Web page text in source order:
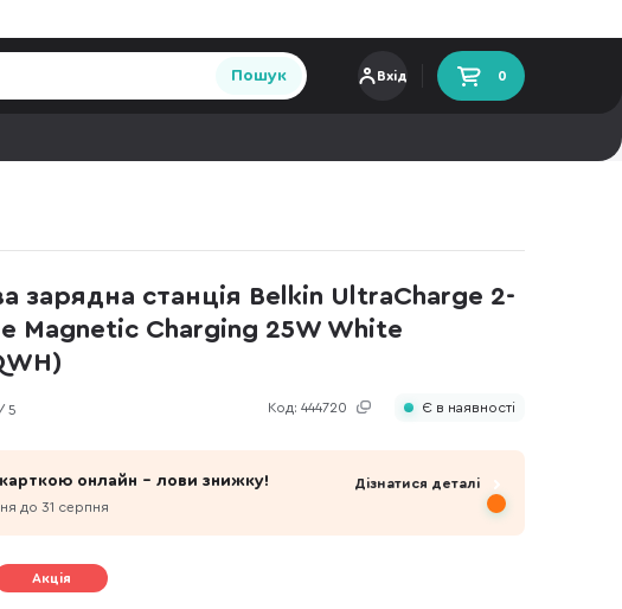
Пошук Вхід 0
зарядна станція Belkin UltraCharge 2-
Magnetic Charging 25W White
Код: 444720
/ 5 Є в наявності
онлайн - лови знижку!
до 31 серпня
Дізнатися деталі
Акція